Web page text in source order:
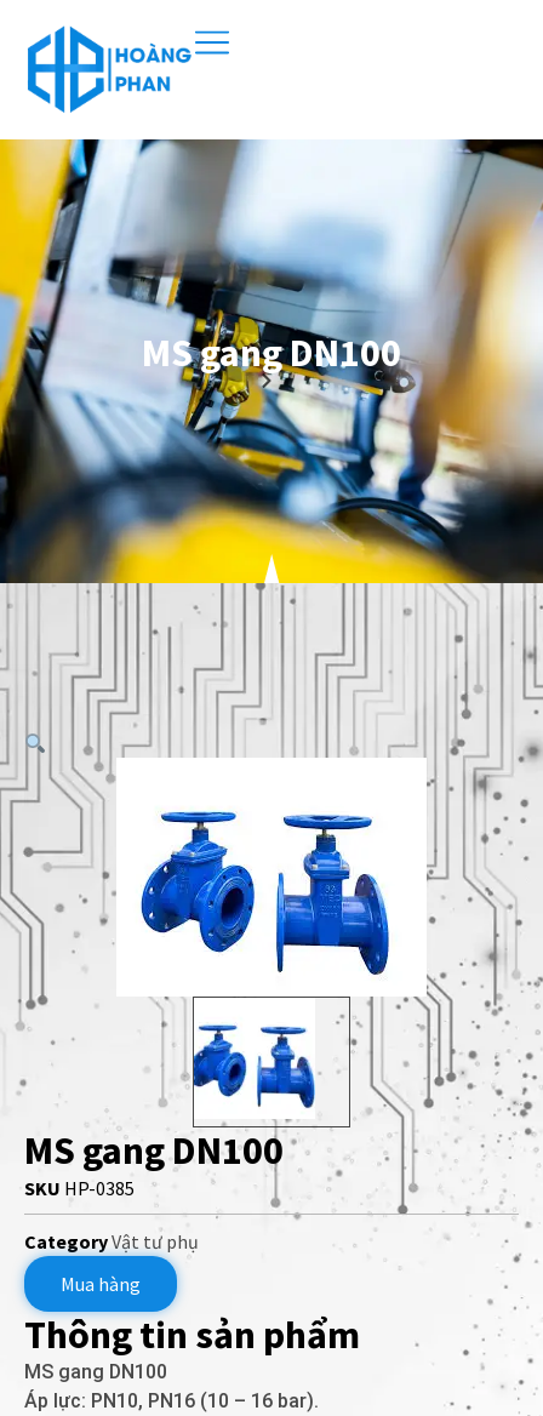
MS gang DN100
MS gang DN100
SKU HP-0385
CategoryVật tư phụ
Mua hàng
Thông tin sản phẩm
MS gang DN100
Áp lực: PN10, PN16 (10 – 16 bar).